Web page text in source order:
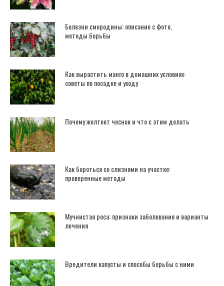
Болезни смородины: описание с фото,
методы борьбы
Как вырастить манго в домашних условиях:
советы по посадке и уходу
Почему желтеет чеснок и что с этим делать
Как бороться со слизнями на участке:
проверенные методы
Мучнистая роса: признаки заболевания и варианты
лечения
Вредители капусты и способы борьбы с ними